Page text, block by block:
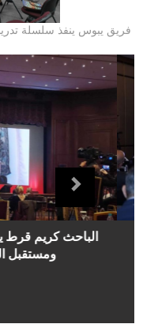
فريق يبوس ينفذ سلسلة
الباحث قرط يمثل
Next